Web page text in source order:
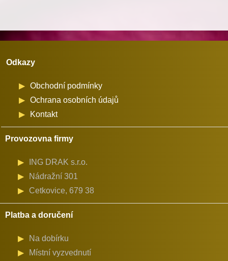
Odkazy
Obchodní podmínky
Ochrana osobních údajů
Kontakt
Provozovna firmy
ING DRAK s.r.o.
Nádražní 301
Cetkovice, 679 38
Platba a doručení
Na dobírku
Místní vyzvednutí